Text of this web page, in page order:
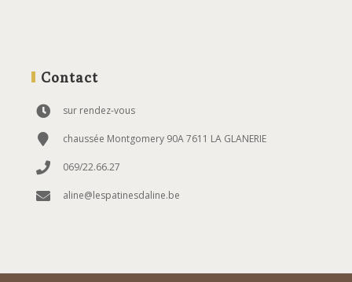
Contact
sur rendez-vous
chaussée Montgomery 90A 7611 LA GLANERIE
069/22.66.27
aline@lespatinesdaline.be